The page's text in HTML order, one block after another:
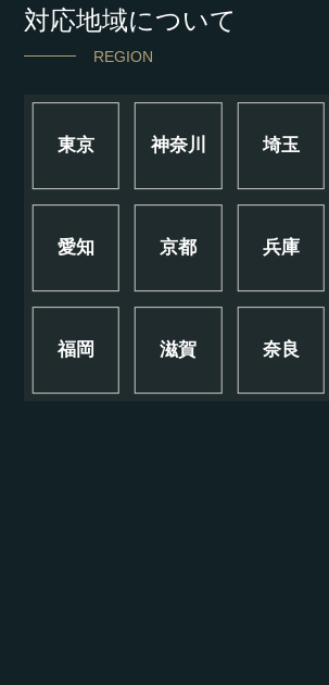
対応地域について
REGION
東京 神奈川 埼玉
愛知 京都 兵庫
福岡 滋賀 奈良